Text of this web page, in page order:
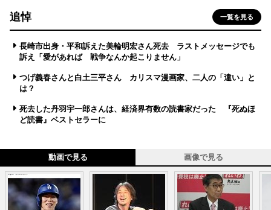
追悼 一覧を見る
長崎市出身・平和訴えた美輪明宏さん死去 ラストメッセージでも
訴え「愛があれば 戦争なんか起こりません」
つげ義春さんと白土三平さん カリスマ漫画家、二人の「違い」と
は？
死去した丹羽宇一郎さんは、経済界有数の読書家だった 『死ぬほ
ど読書』ベストセラーに
動画で見る 画像で見る